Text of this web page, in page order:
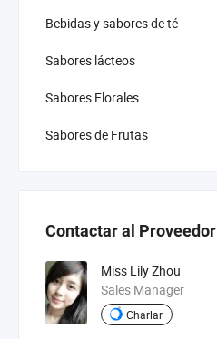
Bebidas y sabores de té
Sabores lácteos
Sabores Florales
Sabores de Frutas
Contactar al Proveedor
Miss Lily Zhou
Sales Manager
Charlar